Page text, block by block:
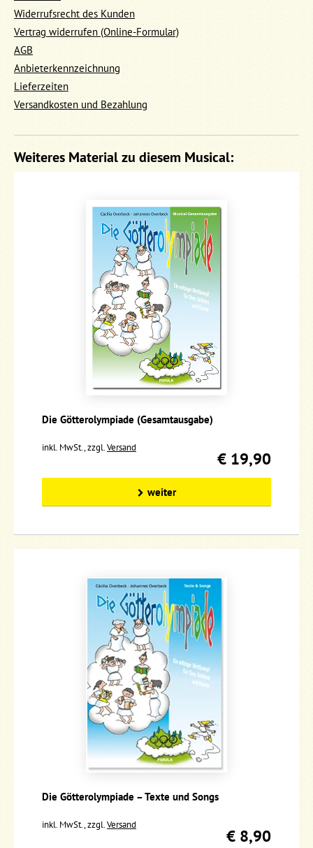
Widerrufsrecht des Kunden
Vertrag widerrufen (Online-Formular)
AGB
Anbieterkennzeichnung
Lieferzeiten
Versandkosten und Bezahlung
Weiteres Material zu diesem Musical:
Die Götterolympiade (Gesamtausgabe)
inkl. MwSt., zzgl.Versand
€ 19,90
weiter
Die Götterolympiade – Texte und Songs
inkl. MwSt., zzgl.Versand
€ 8,90